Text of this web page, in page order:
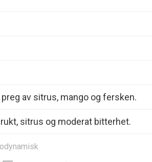
av sitrus, mango og fersken.
sitrus og moderat bitterhet.